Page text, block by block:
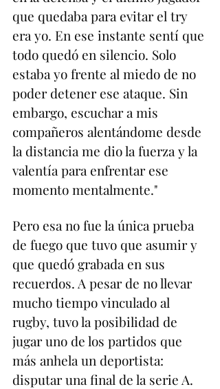
que quedaba para evitar el try
era yo. En ese instante sentí que
todo quedó en silencio. Solo
estaba yo frente al miedo de no
poder detener ese ataque. Sin
embargo, escuchar a mis
compañeros alentándome desde
la distancia me dio la fuerza y la
valentía para enfrentar ese
momento mentalmente."
Pero esa no fue la única prueba
de fuego que tuvo que asumir y
que quedó grabada en sus
recuerdos. A pesar de no llevar
mucho tiempo vinculado al
rugby, tuvo la posibilidad de
jugar uno de los partidos que
más anhela un deportista:
disputar una final de la serie A.